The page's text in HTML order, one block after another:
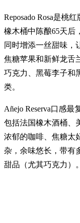
Reposado Rosa是桃
橡木桶中陈酿65天后
同时增添一丝甜味，
焦糖苹果和新鲜龙舌
巧克力、黑莓李子和
类。
Añejo Reserva口感最
包括法国橡木酒桶、
浓郁的咖啡、焦糖太
杂，余味悠长，带有
甜品（尤其巧克力）。